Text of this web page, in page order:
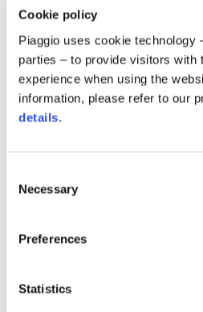
Cookie policy
Piaggio uses cookie technology
parties – to provide visitors with
experience when using the
information, please refer to our
details.
Selection
Necessary
Preferences
Statistics
sul sito istituzionale della
www.piaggiogroup.com
Governance/Documenti
presso il meccanismo di
autorizzato “eMarket